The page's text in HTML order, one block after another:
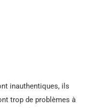
inauthentiques, ils
trop de problèmes à